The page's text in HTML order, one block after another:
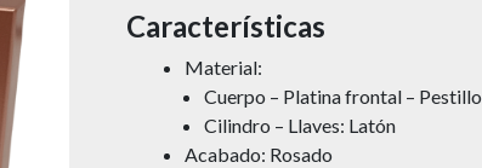
Características
Material:
Cuerpo – Platina frontal –
Cilindro – Llaves: Latón
Acabado: Rosado